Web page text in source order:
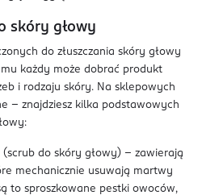
skóry głowy
do złuszczania skóry głowy
każdy może dobrać produkt
i rodzaju skóry. Na sklepowych
– znajdziesz kilka podstawowych
(scrub do skóry głowy) – zawierają
mechanicznie usuwają martwy
to sproszkowane pestki owoców,